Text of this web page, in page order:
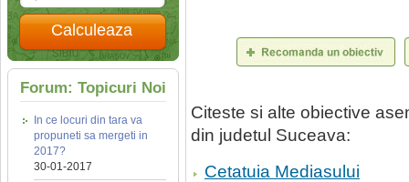
Calculeaza
Forum: Topicuri Noi
In ce locuri din tara va
propuneti sa mergeti in
2017?
30-01-2017
Citeste si alte obiective
din judetul Suceava:
Cetatuia Mediasului